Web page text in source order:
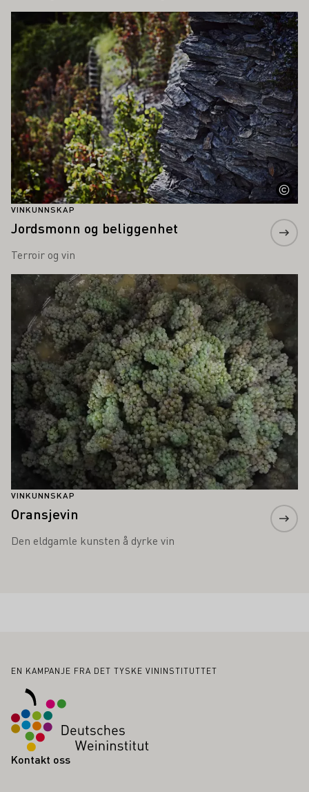
VINKUNNSKAP
Jordsmonn og beliggenhet
Terroir og vin
Lær mer om dette
VINKUNNSKAP
Oransjevin
Den eldgamle kunsten å dyrke vin
Lær mer om dette
Bunntekst
EN KAMPANJE FRA DET TYSKE VININSTITUTTET
Kontakt oss